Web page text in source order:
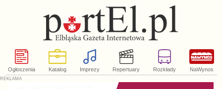
Ogłoszenia Katalog Imprezy Repertuary Rozkłady NaWynos